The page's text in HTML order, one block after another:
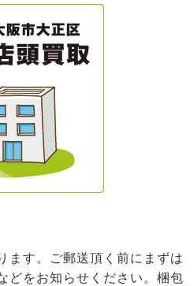
ます。ご郵送頂く前にまずは
どをお知らせください。梱包